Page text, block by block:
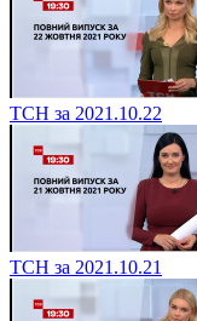
ТСН за 2021.10.22
ТСН за 2021.10.21